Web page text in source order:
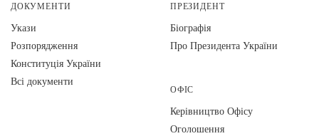
ДОКУМЕНТИ
Укази
Розпорядження
Конституція України
Всі документи
ПРЕЗИДЕНТ
Біографія
Про Президента України
ОФІС
Керівництво Офісу
Оголошення